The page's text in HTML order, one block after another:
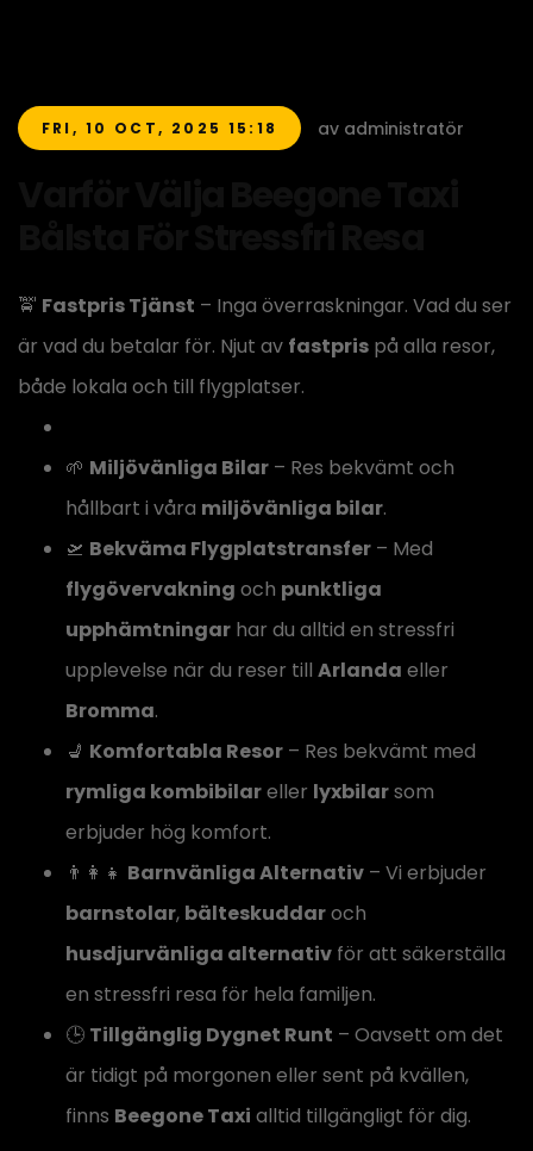
FRI, 10 OCT, 2025 15:18 av administratör
🚖 Fastpris Tjänst – Inga överraskningar. Vad du ser
är vad du betalar för. Njut av fastpris på alla resor,
både lokala och till flygplatser.
🌱 Miljövänliga Bilar – Res bekvämt och
hållbart i våra miljövänliga bilar.
🛫 Bekväma Flygplatstransfer – Med
flygövervakning och punktliga
upphämtningar har du alltid en stressfri
upplevelse när du reser till Arlanda eller
Bromma.
💺 Komfortabla Resor – Res bekvämt med
rymliga kombibilareller lyxbilarsom
erbjuder hög komfort.
👨‍👩‍👧 Barnvänliga Alternativ – Vi erbjuder
barnstolar, bälteskuddaroch
husdjurvänliga alternativ för att säkerställa
en stressfri resa för hela familjen.
🕒 Tillgänglig Dygnet Runt – Oavsett om det
är tidigt på morgonen eller sent på kvällen,
finns Beegone Taxi alltid tillgängligt för dig.